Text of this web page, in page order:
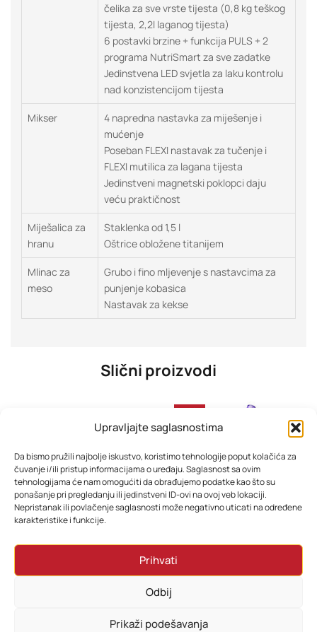
Upravljajte saglasnostima
Da bismo pružili najbolje iskustvo, koristimo tehnologije poput kolačića za
čuvanje i/ili pristup informacijama o uređaju. Saglasnost sa ovim
tehnologijama će nam omogućiti da obrađujemo podatke kao što su
ponašanje pri pregledanju ili jedinstveni ID-ovi na ovoj veb lokaciji.
Nepristanak ili povlačenje saglasnosti može negativno uticati na određene
karakteristike i funkcije.
Prihvati
Odbij
Prikaži podešavanja
čelika za sve vrste tijesta (0,8 kg teškog
tijesta, 2,2l laganog tijesta)
6 postavki brzine + funkcija PULS + 2
programa NutriSmart za sve zadatke
Jedinstvena LED svjetla za laku kontrolu
nad konzistencijom tijesta
Mikser
4 napredna nastavka za miješenje i
mućenje
Poseban FLEXI nastavak za tučenje i
FLEXI mutilica za lagana tijesta
Jedinstveni magnetski poklopci daju
veću praktičnost
Miješalica za
hranu
Staklenka od 1,5 l
Oštrice obložene titanijem
Mlinac za
meso
Grubo i fino mljevenje s nastavcima za
punjenje kobasica
Nastavak za kekse
Slični proizvodi
-30%